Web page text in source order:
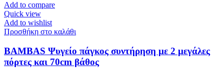
Add to compare
Quick view
Add to wishlist
Προσθήκη στο καλάθι
BAMBAS Ψυγείο πάγκος συντήρηση με 2 μεγάλες
πόρτες και 70cm βάθος